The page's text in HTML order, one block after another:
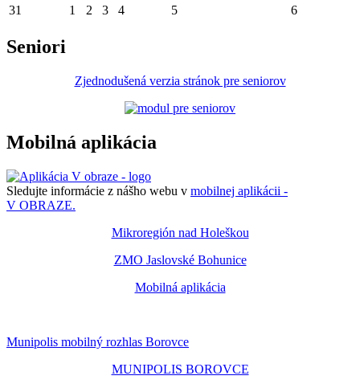
31
1 2 3 4 5 6
Seniori
Zjednodušená verzia stránok pre seniorov
Mobilná aplikácia
Sledujte informácie z nášho webu v mobilnej aplikácii -
V OBRAZE.
Mikroregión nad Holeškou
ZMO Jaslovské Bohunice
Mobilná aplikácia
Munipolis mobilný rozhlas Borovce
MUNIPOLIS BOROVCE